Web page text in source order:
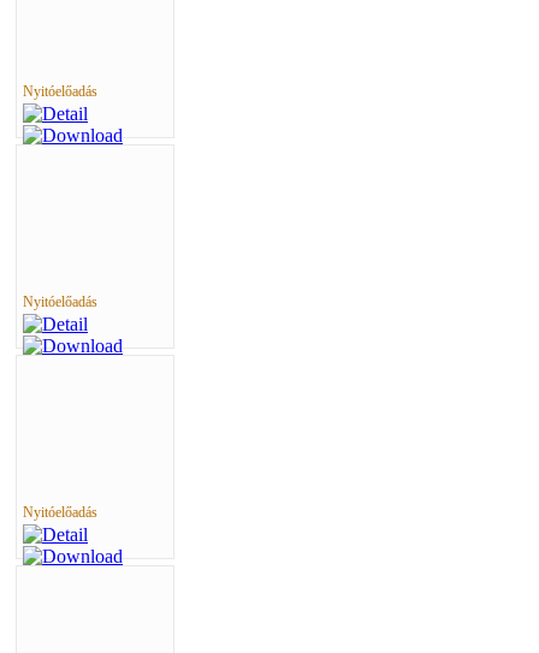
Nyitóelőadás
Nyitóelőadás
Nyitóelőadás